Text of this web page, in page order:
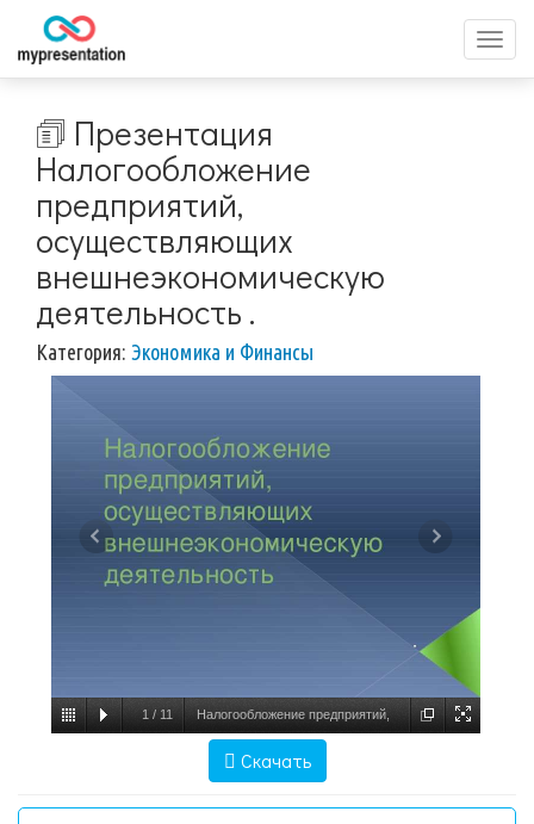
меню
🗊 Презентация
Налогообложение
предприятий,
осуществляющих
внешнеэкономическую
деятельность .
Категория: Экономика и Финансы
1 / 11 Налогообложение предприятий,
деятельность ., слайд №1
Скачать